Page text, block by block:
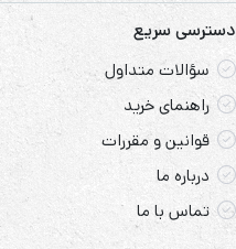
دسترسی سریع
سؤالات متداول
راهنمای خرید
قوانین و مقررات
درباره ما
تماس با ما